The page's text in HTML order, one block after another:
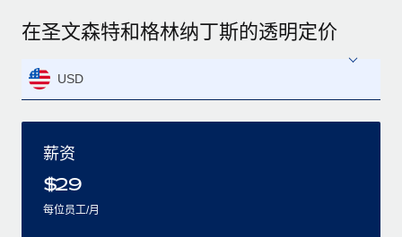
在圣文森特和格林纳丁斯的透明定价
USD
薪资
$29
每位员工/月